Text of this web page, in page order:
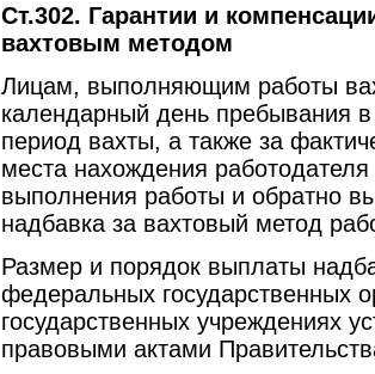
Ст.302. Гарантии и
вахтовым методом
Лицам, выполняющим работы
календарный день пребывания
период вахты, а также за
места нахождения
выполнения работы и обратно
надбавка за вахтовый метод
Размер и порядок выплаты
федеральных государственных
государственных учреждениях
правовыми актами